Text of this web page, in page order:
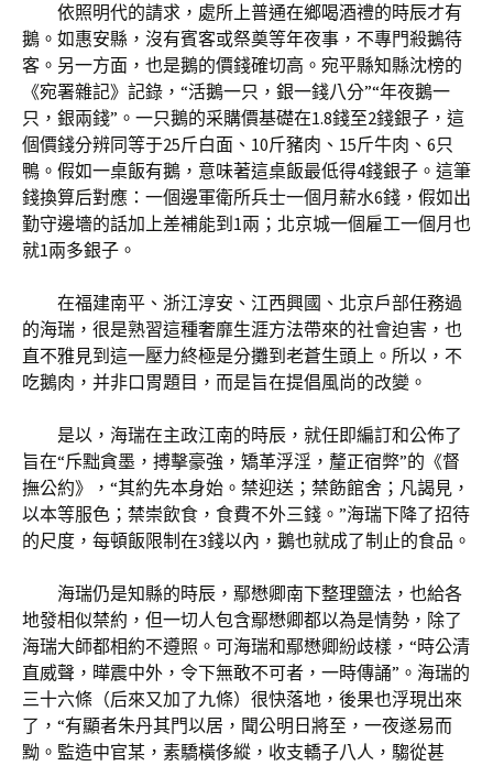
依照明代的請求，處所上普通在鄉喝酒禮的時辰才有
鵝。如惠安縣，沒有賓客或祭奠等年夜事，不專門殺鵝待
客。另一方面，也是鵝的價錢確切高。宛平縣知縣沈榜的
《宛署雜記》記錄，“活鵝一只，銀一錢八分”“年夜鵝一
只，銀兩錢”。一只鵝的采購價基礎在1.8錢至2錢銀子，這
個價錢分辨同等于25斤白面、10斤豬肉、15斤牛肉、6只
鴨。假如一桌飯有鵝，意味著這桌飯最低得4錢銀子。這筆
錢換算后對應：一個邊軍衛所兵士一個月薪水6錢，假如出
勤守邊墻的話加上差補能到1兩；北京城一個雇工一個月也
就1兩多銀子。
在福建南平、浙江淳安、江西興國、北京戶部任務過
的海瑞，很是熟習這種奢靡生涯方法帶來的社會迫害，也
直不雅見到這一壓力終極是分攤到老蒼生頭上。所以，不
吃鵝肉，并非口胃題目，而是旨在提倡風尚的改變。
是以，海瑞在主政江南的時辰，就任即編訂和公佈了
旨在“斥黜貪墨，搏擊豪強，矯革浮淫，釐正宿弊”的《督
撫公約》，“其約先本身始。禁迎送；禁飭館舍；凡謁見，
以本等服色；禁崇飲食，食費不外三錢。”海瑞下降了招待
的尺度，每頓飯限制在3錢以內，鵝也就成了制止的食品。
海瑞仍是知縣的時辰，鄢懋卿南下整理鹽法，也給各
地發相似禁約，但一切人包含鄢懋卿都以為是情勢，除了
海瑞大師都相約不遵照。可海瑞和鄢懋卿紛歧樣，“時公清
直威聲，曄震中外，令下無敢不可者，一時傳誦”。海瑞的
三十六條（后來又加了九條）很快落地，後果也浮現出來
了，“有顯者朱丹其門以居，聞公明日將至，一夜遂易而
黝。監造中官某，素驕橫侈縱，收支轎子八人，騶從甚